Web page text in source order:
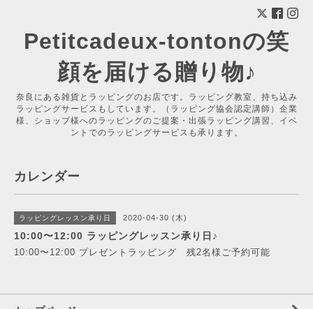
Petitcadeux-tontonの笑
顔を届ける贈り物♪
奈良にある雑貨とラッピングのお店です。ラッピング教室、持ち込み
ラッピングサービスもしています。（ラッピング協会認定講師）企業
様、ショップ様へのラッピングのご提案・出張ラッピング講習、イベ
ントでのラッピングサービスも承ります。
カレンダー
ラッピングレッスン承り日 2020-04-30 (木)
10:00〜12:00 ラッピングレッスン承り日♪
10:00〜12:00 プレゼントラッピング 残2名様ご予約可能